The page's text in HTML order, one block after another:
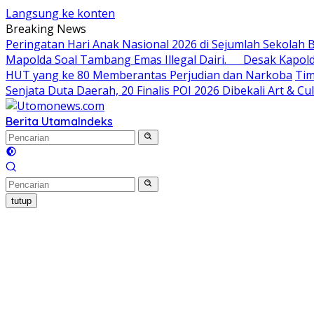
Langsung ke konten
Breaking News
Peringatan Hari Anak Nasional 2026 di Sejumlah Sekolah
Mapolda Soal Tambang Emas Illegal Dairi. Desak
HUT yang ke 80 Memberantas Perjudian dan Narkoba
Senjata Duta Daerah, 20 Finalis POI 2026 Dibekali Art &
Berita UtamaIndeks
tutup